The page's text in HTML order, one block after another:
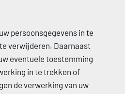
persoonsgegevens in te
verwijderen. Daarnaast
eventuele toestemming
in te trekken of
de verwerking van uw